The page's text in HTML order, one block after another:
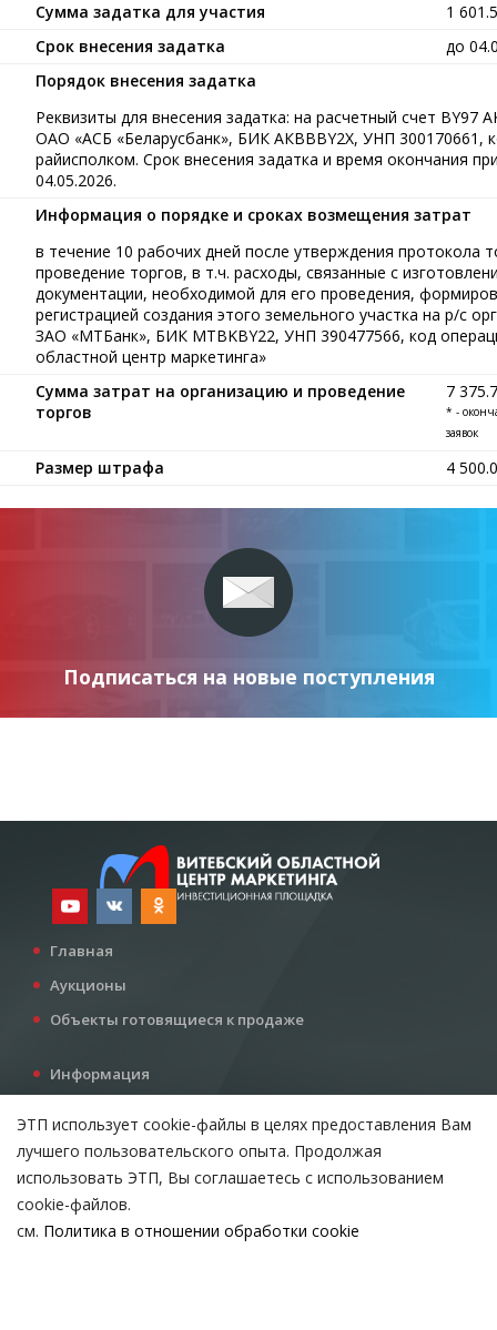
Сумма задатка для участия
1
Срок внесения задатка
до
Порядок внесения задатка
Реквизиты для внесения задатка: на расчетный счет
ОАО «АСБ «Беларусбанк», БИК АКВВВY2X, УНП 300170661,
райисполком. Срок внесения задатка и время окончания
04.05.2026.
Информация о порядке и сроках возмещения затрат
в течение 10 рабочих дней после утверждения протокола
проведение торгов, в т.ч. расходы, связанные с
документации, необходимой для его проведения,
регистрацией создания этого земельного участка на р/с
ЗАО «МТБанк», БИК MTBKBY22, УНП 390477566, код
областной центр маркетинга»
Сумма затрат на организацию и проведение
торгов
7
* -
заявок
Размер штрафа 4
Подписаться на новые поступления
Главная
Аукционы
Объекты готовящиеся к продаже
Информация
Все для инвестора
Контакты
Возникли вопросы?
ЭТП использует cookie-файлы в целях предоставления Вам
лучшего пользовательского опыта. Продолжая
использовать ЭТП, Вы соглашаетесь с использованием
cookie-файлов.
см. Политика в отношении обработки cookie